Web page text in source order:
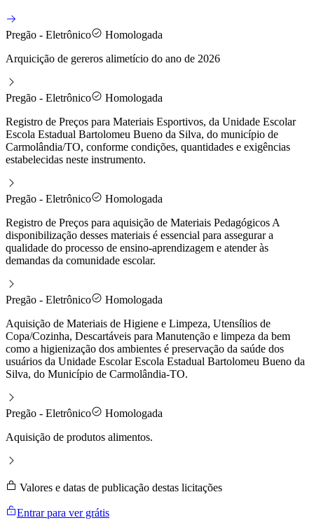
Pregão - Eletrônico
Homologada
Arquicição de gereros alimetício do ano de 2026
Pregão - Eletrônico
Homologada
Registro de Preços para Materiais Esportivos, da Unidade Escolar
Escola Estadual Bartolomeu Bueno da Silva, do município de
Carmolândia/TO, conforme condições, quantidades e exigências
estabelecidas neste instrumento.
Pregão - Eletrônico
Homologada
Registro de Preços para aquisição de Materiais Pedagógicos A
disponibilização desses materiais é essencial para assegurar a
qualidade do processo de ensino-aprendizagem e atender às
demandas da comunidade escolar.
Pregão - Eletrônico
Homologada
Aquisição de Materiais de Higiene e Limpeza, Utensílios de
Copa/Cozinha, Descartáveis para Manutenção e limpeza da bem
como a higienização dos ambientes é preservação da saúde dos
usuários da Unidade Escolar Escola Estadual Bartolomeu Bueno da
Silva, do Município de Carmolândia-TO.
Pregão - Eletrônico
Homologada
Aquisição de produtos alimentos.
Valores e datas de publicação destas licitações
Entrar para ver grátis